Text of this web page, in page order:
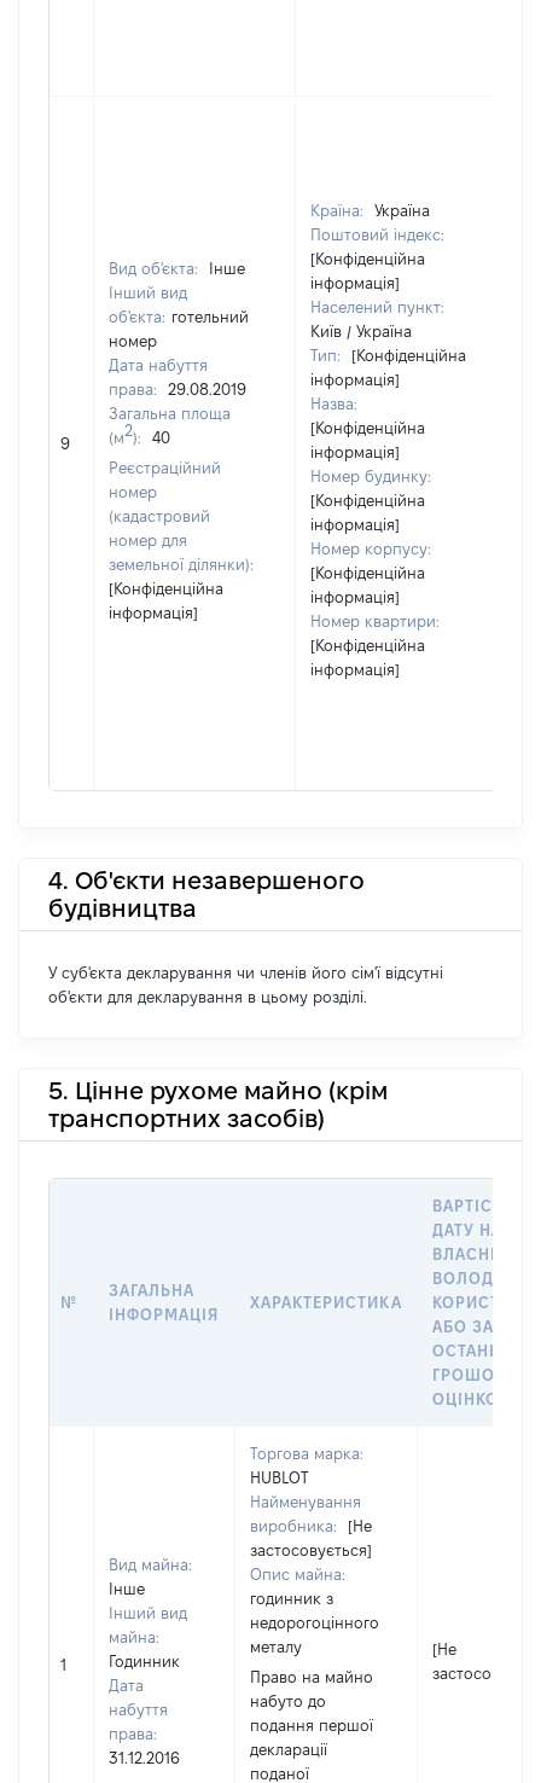
9
Вид об'єкта:
Інше
Інший вид
об'єкта: готельний
номер
Дата набуття
права:
29.08.2019
Загальна площа
(м2):
40
Реєстраційний
номер
(кадастровий
номер для
земельної ділянки):
[Конфіденційна
інформація]
Країна:
Україна
Поштовий індекс:
[Конфіденційна
інформація]
Населений пункт:
Київ / Україна
Тип:
[Конфіденційна
інформація]
Назва:
[Конфіденційна
інформація]
Номер будинку:
[Конфіденційна
інформація]
Номер корпусу:
[Конфіденційна
інформація]
Номер квартири:
[Конфіденційна
інформація]
4. Об'єкти незавершеного
будівництва
У суб'єкта декларування чи членів його сім'ї відсутні
об'єкти для декларування в цьому розділі.
5. Цінне рухоме майно (крім
транспортних засобів)
№
ЗАГАЛЬНА
ІНФОРМАЦІЯ
ХАРАКТЕРИСТИКА
ВАРТІСТЬ НА
ДАТУ
ВЛАСНІСТЬ,
ВОЛОДІННЯ
АБО ЗА
ГРОШОВОЮ
ОЦІНКОЮ
1
Вид майна:
Інше
Інший вид
майна:
Годинник
Дата
набуття
права:
31.12.2016
Торгова марка:
HUBLOT
Найменування
виробника:
[Не
застосовується]
Опис майна:
годинник з
недорогоцінного
металу
Право на майно
набуто до
подання першої
декларації
поданої
[Не